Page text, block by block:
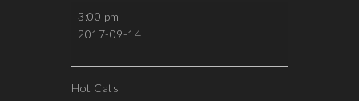
3:00 pm
2017-09-14
Hot Cats